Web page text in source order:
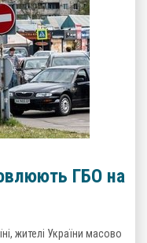
ГБО на
жителі України масово